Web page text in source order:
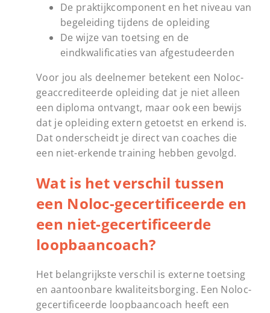
De praktijkcomponent en het niveau van
begeleiding tijdens de opleiding
De wijze van toetsing en de
eindkwalificaties van afgestudeerden
Voor jou als deelnemer betekent een Noloc-
geaccrediteerde opleiding dat je niet alleen
een diploma ontvangt, maar ook een bewijs
dat je opleiding extern getoetst en erkend is.
Dat onderscheidt je direct van coaches die
een niet-erkende training hebben gevolgd.
Wat is het verschil tussen
een Noloc-gecertificeerde en
een niet-gecertificeerde
loopbaancoach?
Het belangrijkste verschil is externe toetsing
en aantoonbare kwaliteitsborging. Een Noloc-
gecertificeerde loopbaancoach heeft een